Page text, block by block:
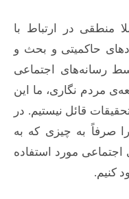
منطقی در ارتباط با
حاکمیتی و بحث و
رسانه‌های اجتماعی
مردم نگاری، ما این
قائل نیستیم. در
صرفاً به چیزی که به
مورد استفاده‌
کنیم.